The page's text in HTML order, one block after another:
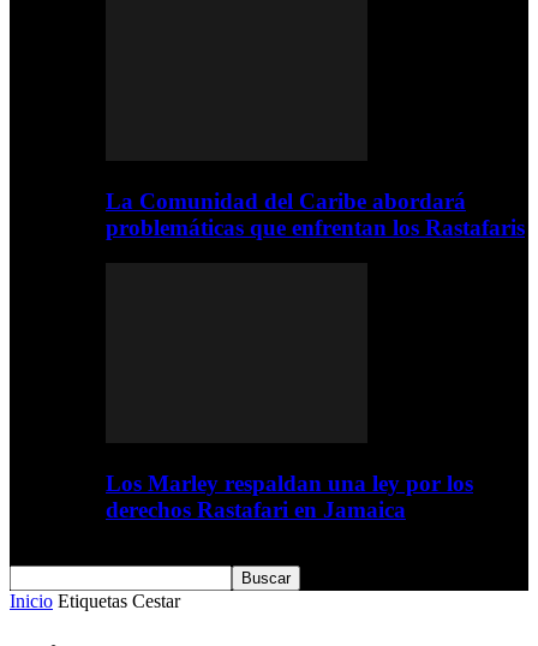
La Comunidad del Caribe abordará
problemáticas que enfrentan los Rastafaris
Los Marley respaldan una ley por los
derechos Rastafari en Jamaica
Inicio Etiquetas Cestar